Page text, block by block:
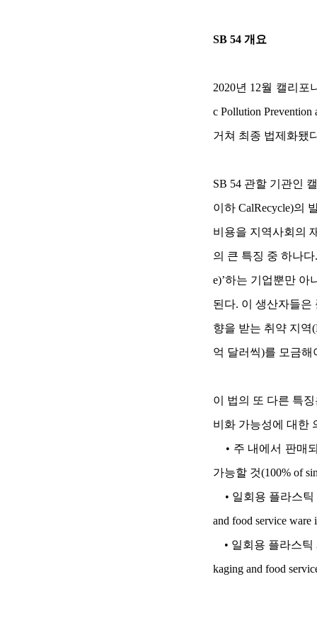
SB 54 개요
2020년 12월 캘리포
c Pollution
거쳐 최종 법제화됐
SB 54 관할 기관인
이하 CalRecycle)의
비용을 지역사회의
의 큰 특징 중 하나다
e)’하는 기업뿐만 아
된다. 이 생산자들은
향을 받는 취약 지역
억 달러씩)를 모금해
이 법의 또 다른 특
비화 가능성에 대한
• 주 내에서 판매
가능할 것(100% of
• 일회용 플라스틱
and food service ware
• 일회용 플라스틱
kaging and food